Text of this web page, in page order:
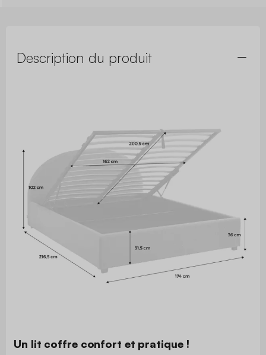
Description du produit
Un lit coffre confort et pratique !